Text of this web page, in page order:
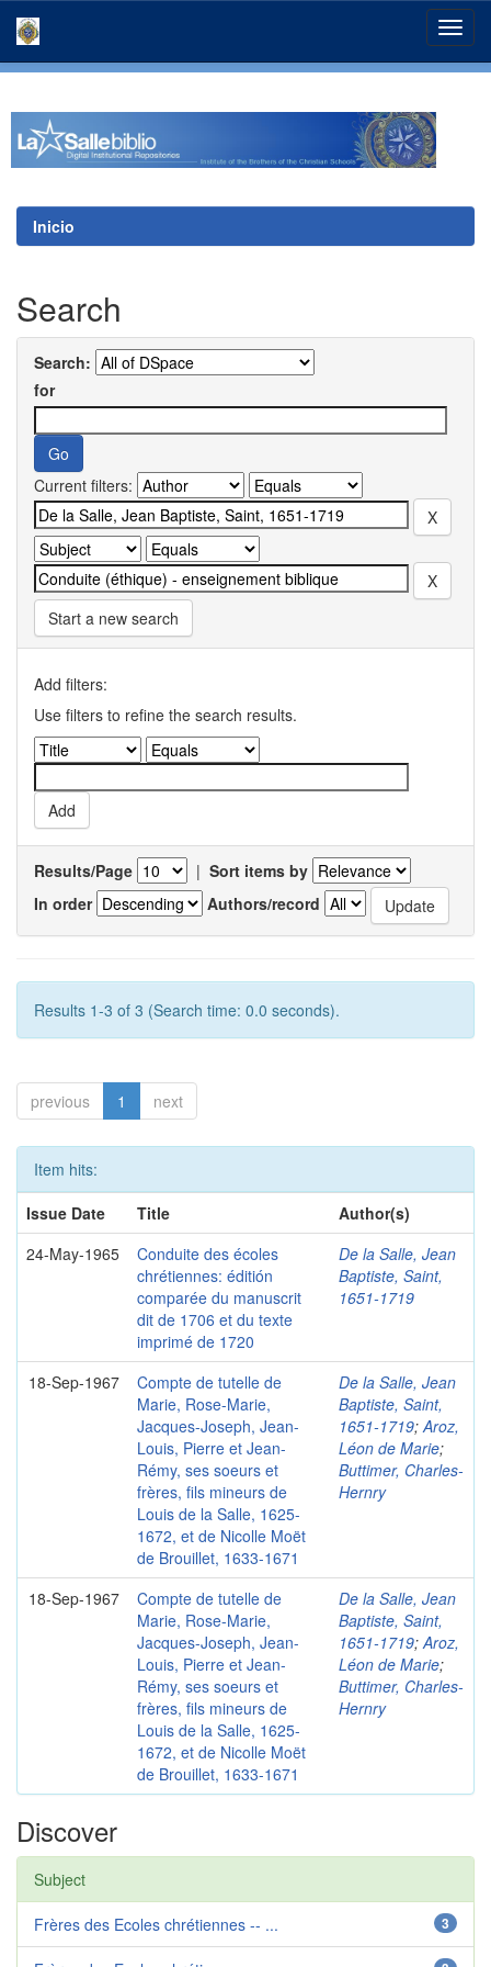
Inicio
Search
Search:
for
Current filters:
Start a new search
Add filters:
Use filters to refine the search results.
Results/Page | Sort items by
In order
Authors/record
Results 1-3 of 3 (Search time: 0.0 seconds).
previous 1 next
Item hits:
Issue Date
Title
Author(s)
24-May-1965
Conduite des écoles
chrétiennes: éditión
comparée du manuscrit
dit de 1706 et du texte
imprimé de 1720
De la Salle, Jean
Baptiste, Saint,
1651-1719
18-Sep-1967
Compte de tutelle de
Marie, Rose-Marie,
Jacques-Joseph, Jean-
Louis, Pierre et Jean-
Rémy, ses soeurs et
frères, fils mineurs de
Louis de la Salle, 1625-
1672, et de Nicolle Moët
de Brouillet, 1633-1671
De la Salle, Jean
Baptiste, Saint,
1651-1719;Aroz,
Léon de Marie;
Buttimer, Charles-
Hernry
18-Sep-1967
Compte de tutelle de
Marie, Rose-Marie,
Jacques-Joseph, Jean-
Louis, Pierre et Jean-
Rémy, ses soeurs et
frères, fils mineurs de
Louis de la Salle, 1625-
1672, et de Nicolle Moët
de Brouillet, 1633-1671
De la Salle, Jean
Baptiste, Saint,
1651-1719;Aroz,
Léon de Marie;
Buttimer, Charles-
Hernry
Discover
Subject
3
Frères des Ecoles chrétiennes -- ...